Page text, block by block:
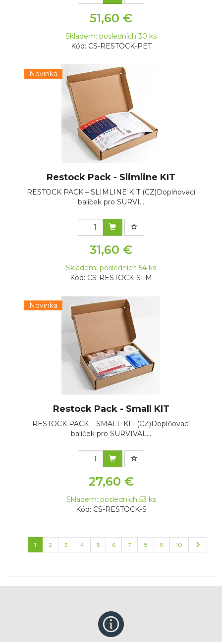
51,60 €
Skladem: posledních 30 ks
Kód: CS-RESTOCK-PET
Novinka
Restock Pack - Slimline KIT
RESTOCK PACK – SLIMLINE KIT (CZ)Doplňovací
balíček pro SURVI...
31,60 €
Skladem: posledních 54 ks
Kód: CS-RESTOCK-SLM
Novinka
Restock Pack - Small KIT
RESTOCK PACK – SMALL KIT (CZ)Doplňovací
balíček pro SURVIVAL...
27,60 €
Skladem: posledních 53 ks
Kód: CS-RESTOCK-S
1 2 3 4 5 6 7 8 9 10